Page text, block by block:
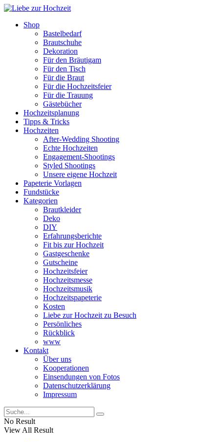
Shop
Bastelbedarf
Brautschuhe
Dekoration
Für den Bräutigam
Für den Tisch
Für die Braut
Für die Hochzeitsfeier
Für die Trauung
Gästebücher
Hochzeitsplanung
Tipps & Tricks
Hochzeiten
After-Wedding Shooting
Echte Hochzeiten
Engagement-Shootings
Styled Shootings
Unsere eigene Hochzeit
Papeterie Vorlagen
Fundstücke
Kategorien
Brautkleider
Deko
DIY
Erfahrungsberichte
Fit bis zur Hochzeit
Gastgeschenke
Gutscheine
Hochzeitsfeier
Hochzeitsmesse
Hochzeitsmusik
Hochzeitspapeterie
Kosten
Liebe zur Hochzeit zu Besuch
Persönliches
Rückblick
www
Kontakt
Über uns
Kooperationen
Einsendungen von Fotos
Datenschutzerklärung
Impressum
No Result
View All Result